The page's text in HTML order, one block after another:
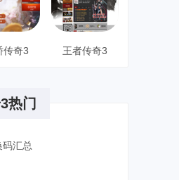
传奇3 王者传奇3
热门
码汇总